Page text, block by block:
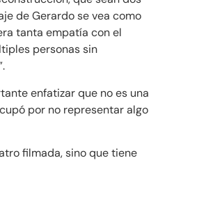
de Gerardo se vea como
tanta empatía con el
personas sin
enfatizar que no es una
por no representar algo
filmada, sino que tiene